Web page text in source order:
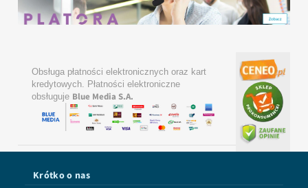
Obsługa płatności elektronicznych oraz kart
kredytowych. Płatności elektroniczne
obsługuje Blue Media S.A.
Krótko o nas